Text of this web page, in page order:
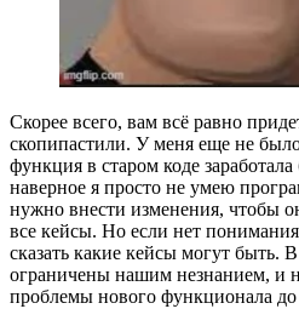
Скорее всего, вам всё равно
скопипастили. У меня еще не
функция в старом коде
наверное я просто не умею
нужно внести изменения, чтобы
все кейсы. Но если нет
сказать какие кейсы могут быть.
ограничены нашим незнанием, и
проблемы нового функционала